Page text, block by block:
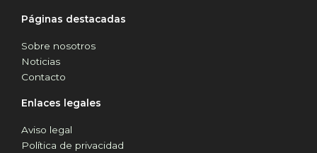
Páginas destacadas
Sobre nosotros
Noticias
Contacto
Enlaces legales
Aviso legal
Política de privacidad